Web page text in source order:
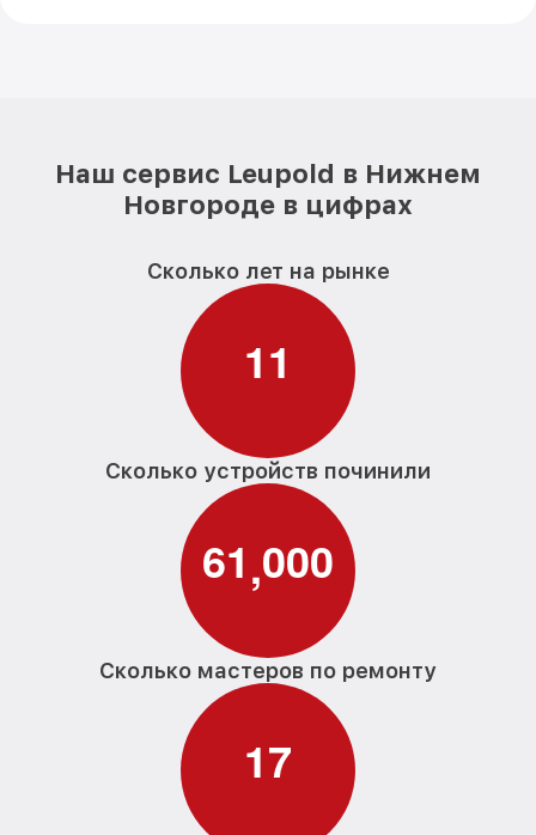
Наш сервис Leupold в Нижнем
Новгороде в цифрах
Сколько лет на рынке
11
Сколько устройств починили
61,000
Сколько мастеров по ремонту
17